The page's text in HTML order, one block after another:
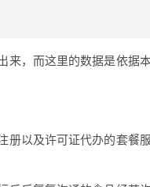
来，而这里的数据是依据
册以及许可证代办的套餐